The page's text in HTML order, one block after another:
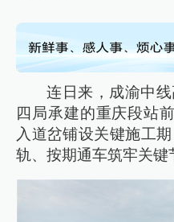
连日来，成渝中
四局承建的重庆段站
入道岔铺设关键施工
轨、按期通车筑牢关键